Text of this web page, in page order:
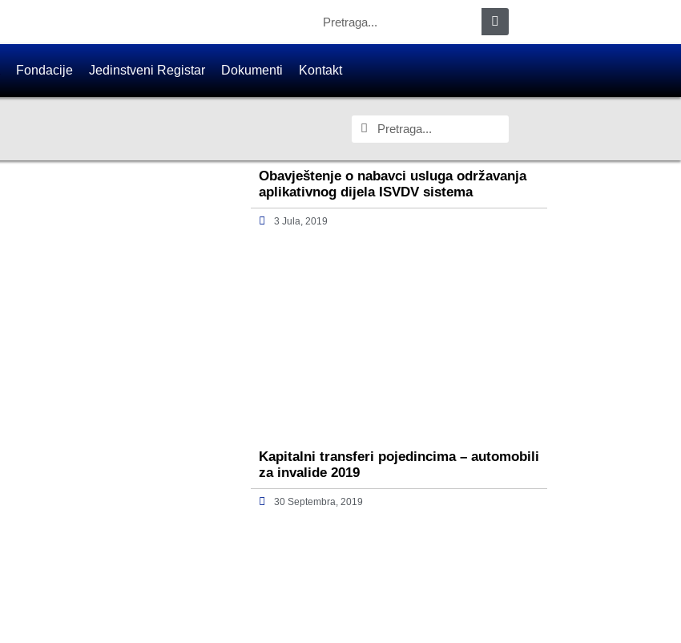
Fondacije Jedinstveni Registar Dokumenti Kontakt
Obavještenje o nabavci usluga održavanja
aplikativnog dijela ISVDV sistema
3 Jula, 2019
Kapitalni transferi pojedincima – automobili
za invalide 2019
30 Septembra, 2019